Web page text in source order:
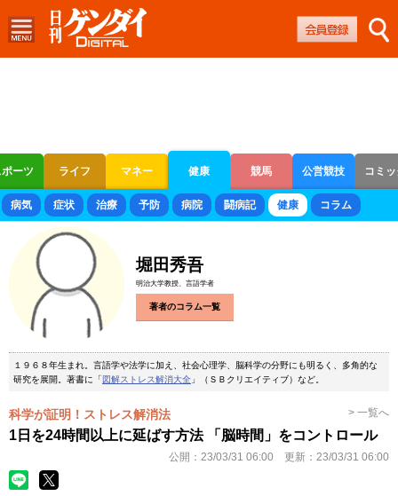
ーツ ライフ マネー 健康 競馬 公営競技 コミ
ボートレース 競輪 オートレース
病気 症状 治療 予防 病院 闘病記 健康 コラム
堀田秀吾
明治大学教授、言語学者
著者のコラム一覧
１９６８年生まれ。言語学や法学に加え、社会心理学、脳科学の分野にも明るく、多角的な
研究を展開。著書に「 図解ストレス解消大全 」（ＳＢクリエイティブ）など。
科学が証明！ストレス解消法 > 一覧へ
1日を24時間以上に延ばす方法 「脳時間」をコントロール
公開： 23/03/31 06:00 更新： 23/03/31 06:00